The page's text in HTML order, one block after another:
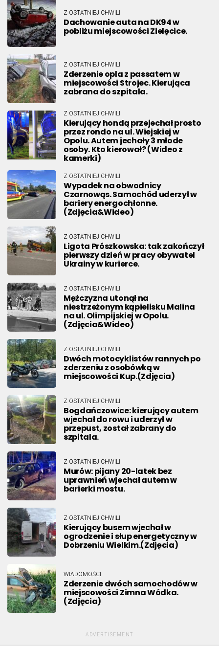
Z OSTATNIEJ CHWILI
Dachowanie auta na DK94 w
pobliżu miejscowości Zielęcice.
Z OSTATNIEJ CHWILI
Zderzenie opla z passatem w
miejscowości Strojec. Kierująca
zabrana do szpitala.
Z OSTATNIEJ CHWILI
Kierujący hondą przejechał prosto
przez rondo na ul. Wiejskiej w
Opolu. Autem jechały 3 młode
osoby. Kto kierował? (Wideo z
kamerki)
Z OSTATNIEJ CHWILI
Wypadek na obwodnicy
Czarnowąs. Samochód uderzył w
bariery energochłonne.
(Zdjęcia&Wideo)
Z OSTATNIEJ CHWILI
Ligota Prószkowska: tak zakończył
pierwszy dzień w pracy obywatel
Ukrainy w kurierce.
Z OSTATNIEJ CHWILI
Mężczyzna utonął na
niestrzeżonym kąpielisku Malina
na ul. Olimpijskiej w Opolu.
(Zdjęcia&Wideo)
Z OSTATNIEJ CHWILI
Dwóch motocyklistów rannych po
zderzeniu z osobówką w
miejscowości Kup.(Zdjęcia)
Z OSTATNIEJ CHWILI
Bogdańczowice: kierujący autem
wjechał do rowu i uderzył w
przepust, został zabrany do
szpitala.
Z OSTATNIEJ CHWILI
Murów: pijany 20-latek bez
uprawnień wjechał autem w
barierki mostu.
Z OSTATNIEJ CHWILI
Kierujący busem wjechał w
ogrodzenie i słup energetyczny w
Dobrzeniu Wielkim.(Zdjęcia)
WIADOMOŚCI
Zderzenie dwóch samochodów w
miejscowości Zimna Wódka.
(Zdjęcia)
ADVERTISEMENT